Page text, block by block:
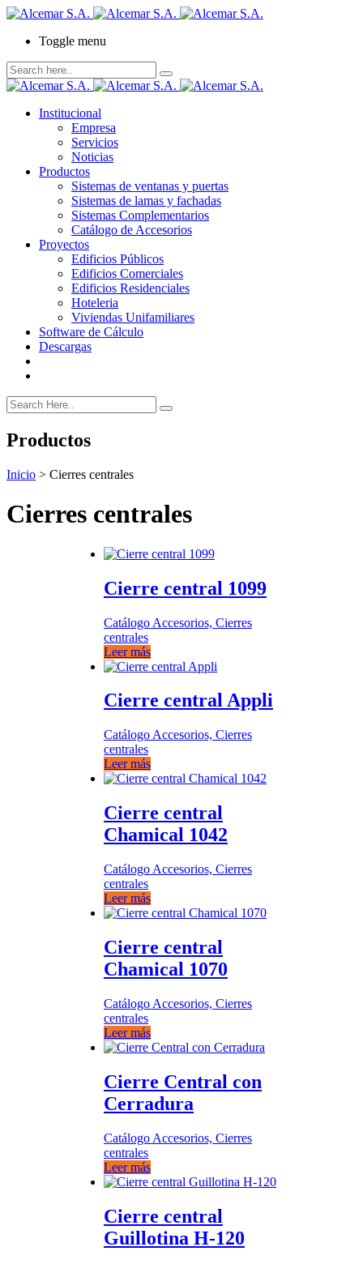
Toggle menu
Institucional
Empresa
Servicios
Noticias
Productos
Sistemas de ventanas y puertas
Sistemas de lamas y fachadas
Sistemas Complementarios
Catálogo de Accesorios
Proyectos
Edificios Públicos
Edificios Comerciales
Edificios Residenciales
Hoteleria
Viviendas Unifamiliares
Software de Cálculo
Descargas
Productos
Inicio > Cierres centrales
Cierres centrales
Cierre central 1099
Catálogo Accesorios, Cierres
centrales
Leer más
Cierre central Appli
Catálogo Accesorios, Cierres
centrales
Leer más
Cierre central
Chamical 1042
Catálogo Accesorios, Cierres
centrales
Leer más
Cierre central
Chamical 1070
Catálogo Accesorios, Cierres
centrales
Leer más
Cierre Central con
Cerradura
Catálogo Accesorios, Cierres
centrales
Leer más
Cierre central
Guillotina H-120